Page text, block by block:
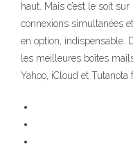
haut. Mais c’est le soit
connexions simultanées
en option, indispensable.
les meilleures boîtes
Yahoo, iCloud et Tutanota